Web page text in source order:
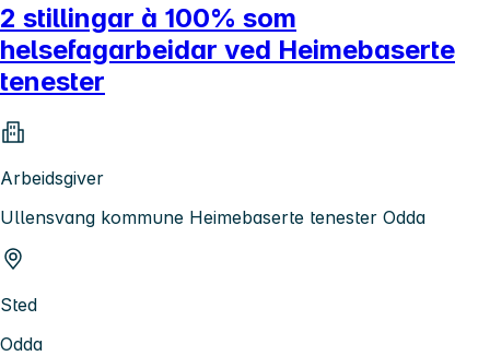
2 stillingar à 100% som
helsefagarbeidar ved Heimebaserte
tenester
Arbeidsgiver
Ullensvang kommune Heimebaserte tenester Odda
Sted
Odda